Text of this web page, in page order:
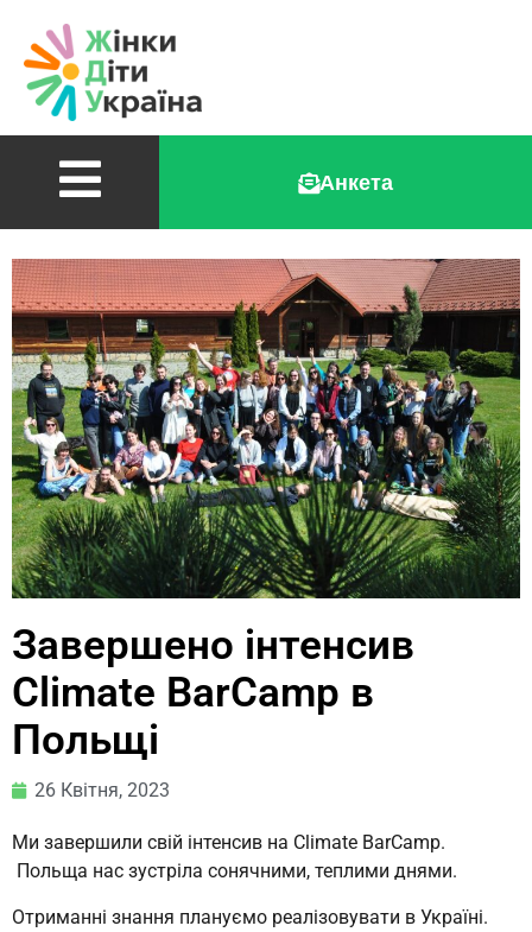
Анкета
Завершено інтенсив
Climate BarCamp в
Польщі
26 Квітня, 2023
Ми завершили свій інтенсив на Climate BarCamp.
Польща нас зустріла сонячними, теплими днями.
Отриманні знання плануємо реалізовувати в Україні.